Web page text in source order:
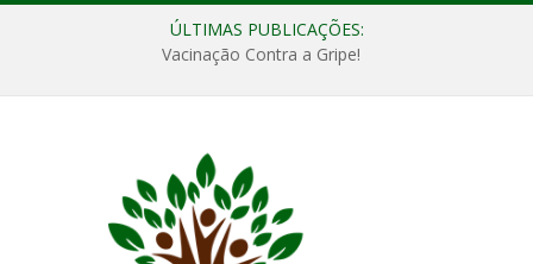
ÚLTIMAS PUBLICAÇÕES:
Vacinação Contra a Gripe!